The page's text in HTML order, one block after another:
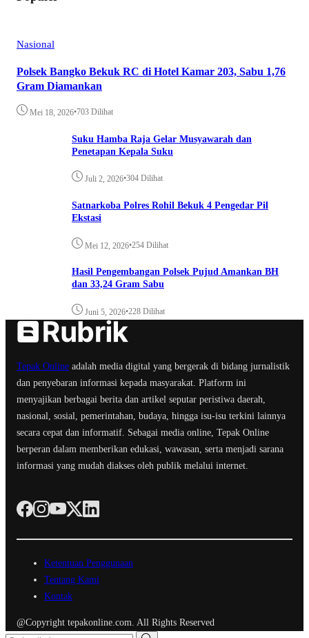
Nasional
Polsek Bangko Bekuk RC di Hotel Kamar 203, Sabu 1,76
Gram Diamankan
Mei 18, 2026•703 Dilihat
Suku Hamba Raja Gelar Musyawarah dan
Penetapan Kepala Suku
Juli 2, 2026•304 Dilihat
Satnarkoba Polres Rohil Bekuk 4 Pengedar Pil
Ekstasi
Mei 12, 2026•254 Dilihat
Hasil Pengembangan Polsek Pujud Amankan BH
dan 33,24 Gram Sabu
Juni 5, 2026•228 Dilihat
Tepak Online adalah media digital yang bergerak di bidang jurnalistik
dan penyebaran informasi kepada masyarakat. Platform ini
menyajikan berbagai berita dan artikel seputar peristiwa daerah,
nasional, sosial, pemerintahan, budaya, hingga isu-isu terkini lainnya
secara cepat dan informatif. Sebagai media online, Tepak Online
berperan dalam memberikan edukasi, wawasan, serta menjadi sarana
informasi yang mudah diakses oleh publik melalui internet.
Ketentuan Penggunaan
Tentang Kami
Kontak
@Copyright tepakonline.com. All Rights Reserved